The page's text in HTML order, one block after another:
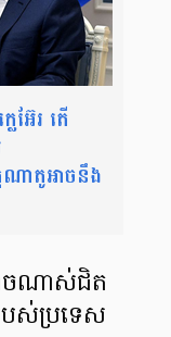
អ៊ែរ តើ
ណាតូអាចនឹង
ោចណាស់ជិត
ស់ប្រទេស